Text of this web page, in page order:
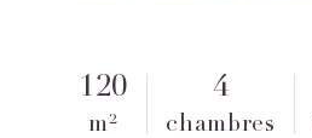
120
m²
4
chambres